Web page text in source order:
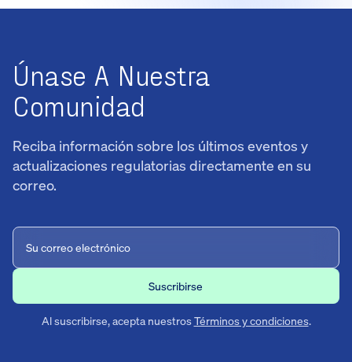
Únase A Nuestra
Comunidad
Reciba información sobre los últimos eventos y
actualizaciones regulatorias directamente en su
correo.
Al suscribirse, acepta nuestrosTérminos y condiciones.